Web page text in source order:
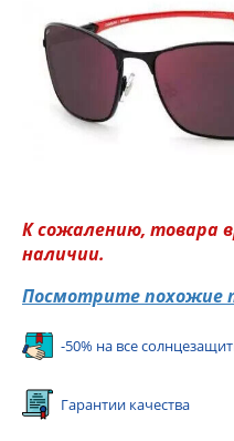
К сожалению, товара
наличии.
Посмотрите похожие
-50% на все
Гарантии качества